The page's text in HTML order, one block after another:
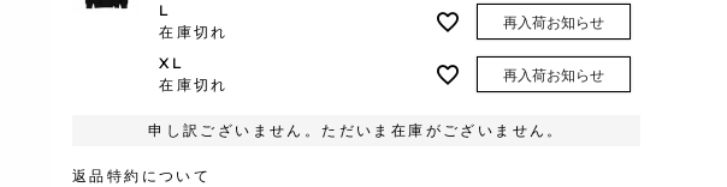
L
在庫切れ
再入荷お知らせ
XL
在庫切れ
再入荷お知らせ
申し訳ございません。ただいま在庫がございません。
返品特約について